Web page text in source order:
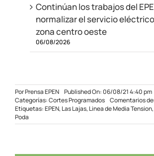
Continúan los trabajos del
normalizar el servicio
zona centro oeste
06/08/2026
PorPrensa EPEN Published On: 06/08/21 4:40 pm
Categorías:Cortes Programados Comentarios
Etiquetas:EPEN, Las Lajas, Linea de Media Tension,
Poda